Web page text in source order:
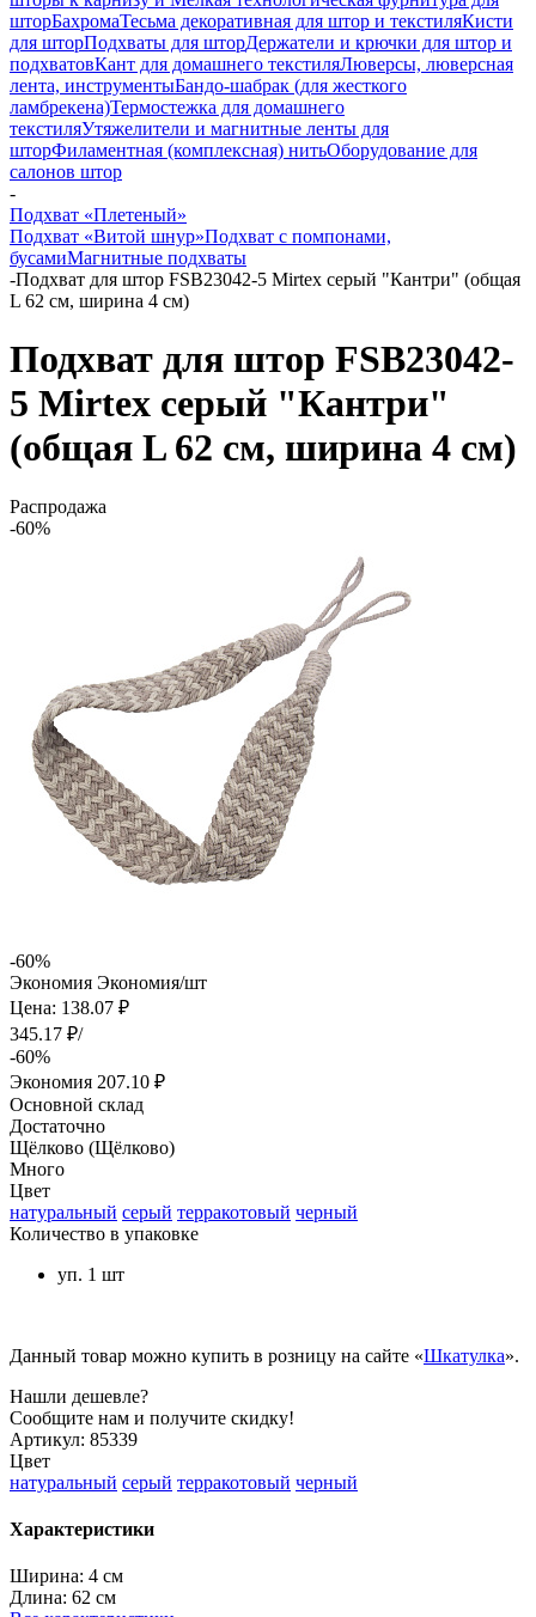
шторБахромаТесьма декоративная для штор и текстиляКисти
для шторПодхваты для шторДержатели и крючки для штор и
подхватовКант для домашнего текстиляЛюверсы, люверсная
лента, инструментыБандо-шабрак (для жесткого
ламбрекена)Термостежка для домашнего
текстиляУтяжелители и магнитные ленты для
шторФиламентная (комплексная) нитьОборудование для
салонов штор
-
Подхват «Плетеный»
Подхват «Витой шнур»Подхват с помпонами,
бусамиМагнитные подхваты
-Подхват для штор FSB23042-5 Mirtex серый "Кантри" (общая
L 62 см, ширина 4 см)
Подхват для штор FSB23042-
5 Mirtex серый "Кантри"
(общая L 62 см, ширина 4 см)
Распродажа
-60%
-60%
Экономия Экономия/шт
Цена: 138.07 ₽
345.17 ₽/
-60%
Экономия 207.10 ₽
Основной склад
Достаточно
Щёлково (Щёлково)
Много
Цвет
натуральный серый терракотовый черный
Количество в упаковке
уп. 1 шт
Данный товар можно купить в розницу на сайте «Шкатулка».
Нашли дешевле?
Сообщите нам и получите скидку!
Артикул: 85339
Цвет
натуральный серый терракотовый черный
Характеристики
Ширина: 4 см
Длина: 62 см